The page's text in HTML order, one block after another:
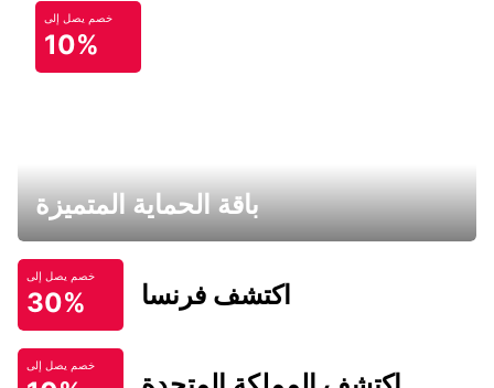
خصم يصل إلى
10%
باقة الحماية المتميزة
خصم يصل إلى
30% اكتشف فرنسا
خصم يصل إلى